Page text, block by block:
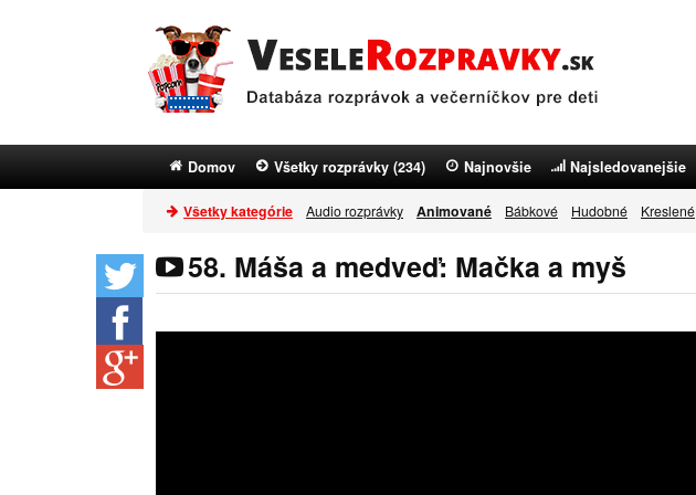
Domov Všetky rozprávky (234) Najnovšie Najsledovanejšie
Všetky kategórie Audio rozprávky Animované Bábkové Hudobné Kreslené
58. Máša a medveď: Mačka a myš